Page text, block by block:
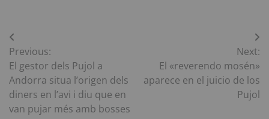
Navegació
d'entrades
Previous:
El gestor dels Pujol a
Andorra situa l’origen dels
diners en l’avi i diu que en
van pujar més amb bosses
Next:
El «reverendo mosén»
aparece en el juicio de los
Pujol